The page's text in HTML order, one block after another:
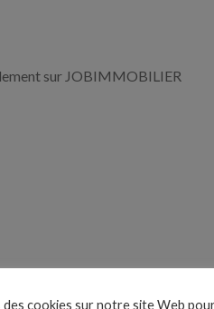
sur JOBIMMOBILIER
des cookies sur notre site Web